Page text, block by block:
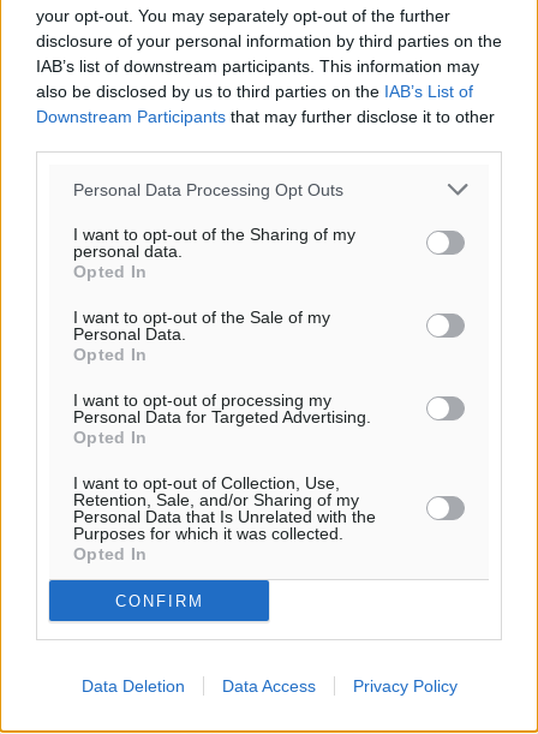
your opt-out. You may separately opt-out of the further
disclosure of your personal information by third parties on the
IAB’s list of downstream participants. This information may
also be disclosed by us to third parties on the IAB’s List of
Downstream Participants that may further disclose it to other
Personal Data Processing Opt Outs
I want to opt-out of the Sharing of my
personal data.
Opted In
I want to opt-out of the Sale of my
Personal Data.
Opted In
I want to opt-out of processing my
Personal Data for Targeted Advertising.
Opted In
I want to opt-out of Collection, Use,
Retention, Sale, and/or Sharing of my
Personal Data that Is Unrelated with the
Purposes for which it was collected.
Opted In
CONFIRM
Data Deletion Data Access Privacy Policy
o καιρός τώρα:
km/h
26°
πρόγνωση: